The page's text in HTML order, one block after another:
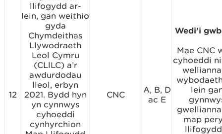
12
llifogydd ar-
lein, gan weithio
gyda
Chymdeithas
Llywodraeth
Leol Cymru
(CLlLC) a’r
awdurdodau
lleol, erbyn
2021. Bydd hyn
yn cynnwys
cyhoeddi
cynhyrchion
CNC
A, B, D
ac E
Wedi’i
Mae CNC
cyhoeddi
lein
map